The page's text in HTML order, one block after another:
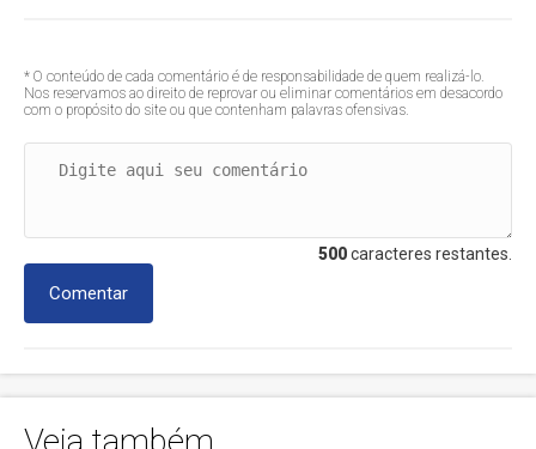
* O conteúdo de cada comentário é de responsabilidade de quem realizá-lo.
Nos reservamos ao direito de reprovar ou eliminar comentários em desacordo
com o propósito do site ou que contenham palavras ofensivas.
500caracteres restantes.
Comentar